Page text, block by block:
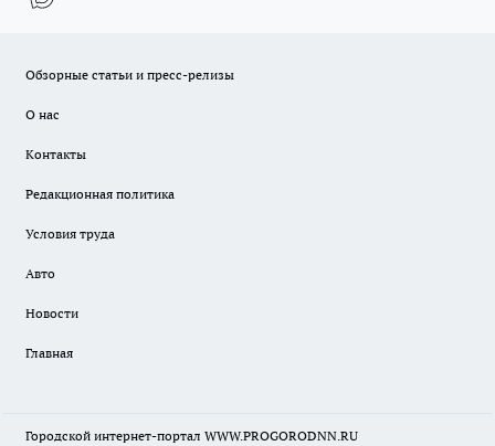
Обзорные статьи и пресс-релизы
О нас
Контакты
Редакционная политика
Условия труда
Авто
Новости
Главная
Городской интернет-портал WWW.PROGORODNN.RU